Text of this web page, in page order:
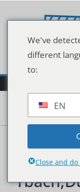
Inhalt
We've
different
to:
EN
Close and